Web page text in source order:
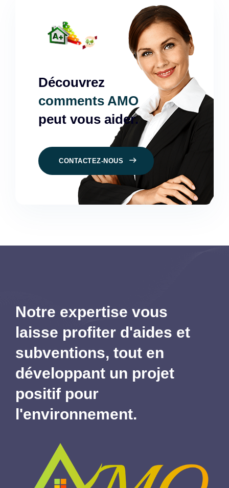
Découvrez
comments AMO
peut vous aider.
CONTACTEZ-NOUS
Notre expertise vous
laisse profiter d'aides et
subventions, tout en
développant un projet
positif pour
l'environnement.